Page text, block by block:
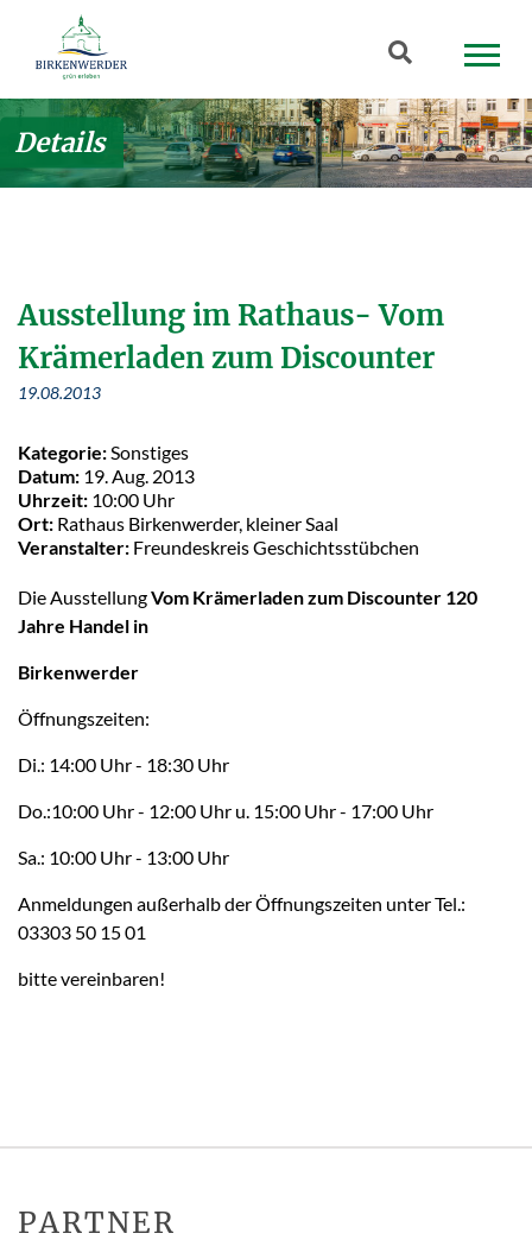
Zum Hauptinhalt springen
Suchbegriff
Details
Ausstellung im Rathaus- Vom
Krämerladen zum Discounter
19.08.2013
Kategorie: Sonstiges
Datum: 19. Aug. 2013
Uhrzeit: 10:00 Uhr
Ort: Rathaus Birkenwerder, kleiner Saal
Veranstalter: Freundeskreis Geschichtsstübchen
Die AusstellungVom Krämerladen zum Discounter 120
Jahre Handel in
Birkenwerder
Öffnungszeiten:
Di.: 14:00 Uhr - 18:30 Uhr
Do.:10:00 Uhr - 12:00 Uhr u. 15:00 Uhr - 17:00 Uhr
Sa.: 10:00 Uhr - 13:00 Uhr
Anmeldungen außerhalb der Öffnungszeiten unter Tel.:
03303 50 15 01
bitte vereinbaren!
PARTNER